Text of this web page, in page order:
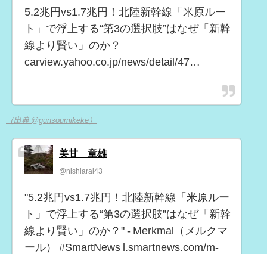
5.2兆円vs1.7兆円！北陸新幹線「米原ルー
ト」で浮上する“第3の選択肢”はなぜ「新幹
線より賢い」のか？
carview.yahoo.co.jp/news/detail/47…
（出典 @gunsoumikeke）
美甘 章雄
@nishiarai43
"5.2兆円vs1.7兆円！北陸新幹線「米原ルー
ト」で浮上する“第3の選択肢”はなぜ「新幹
線より賢い」のか？" - Merkmal（メルクマ
ール） #SmartNews l.smartnews.com/m-